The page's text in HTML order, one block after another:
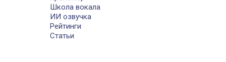
Школа вокала
ИИ озвучка
Рейтинги
Статьи